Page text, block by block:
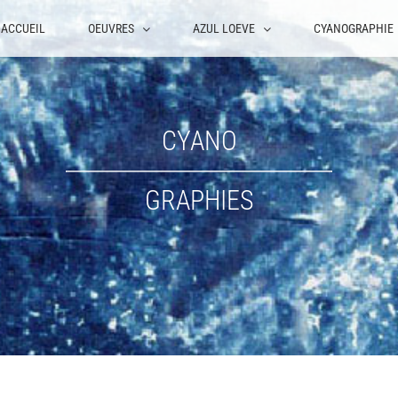
ACCUEIL OEUVRES AZUL LOEVE CYANOGRAPHIE
CYANO
GRAPHIES